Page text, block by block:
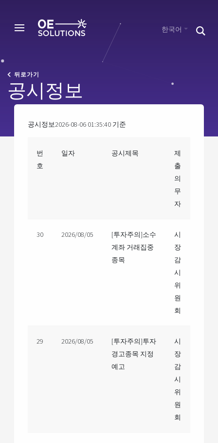
한국어
뒤로가기
공시정보
공시정보2026-08-06 01:35:40 기준
번
호
일자 공시제목
제
출
의
무
자
30 2026/08/05
[투자주의]소수
계좌 거래집중
종목
시
장
감
시
위
원
회
29 2026/08/05
[투자주의]투자
경고종목 지정
예고
시
장
감
시
위
원
회